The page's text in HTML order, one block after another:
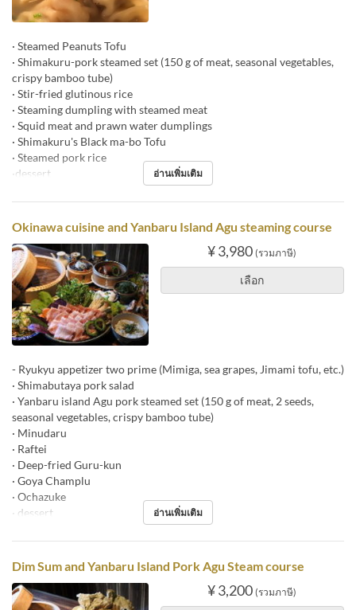
· Steamed Peanuts Tofu
· Shimakuru-pork steamed set (150 g of meat, seasonal vegetables,
crispy bamboo tube)
· Stir-fried glutinous rice
· Steaming dumpling with steamed meat
· Squid meat and prawn water dumplings
· Shimakuru's Black ma-bo Tofu
· Steamed pork rice
·dessert
อ่านเพิ่มเติม
Okinawa cuisine and Yanbaru Island Agu steaming course
¥ 3,980 (รวมภาษี)
เลือก
- Ryukyu appetizer two prime (Mimiga, sea grapes, Jimami tofu, etc.)
· Shimabutaya pork salad
· Yanbaru island Agu pork steamed set (150 g of meat, 2 seeds,
seasonal vegetables, crispy bamboo tube)
· Minudaru
· Raftei
· Deep-fried Guru-kun
· Goya Champlu
· Ochazuke
· dessert
อ่านเพิ่มเติม
Dim Sum and Yanbaru Island Pork Agu Steam course
¥ 3,200 (รวมภาษี)